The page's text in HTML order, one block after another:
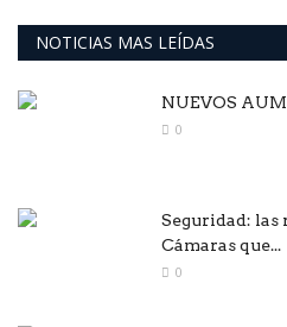
NOTICIAS MAS LEÍDAS
NUEVOS
0
Seguridad: las
Cámaras que...
0